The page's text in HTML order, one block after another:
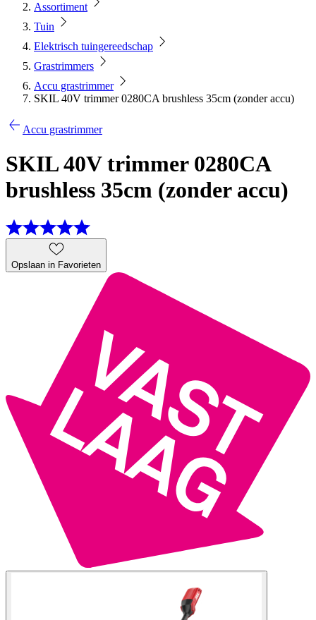
Assortiment
Tuin
Elektrisch tuingereedschap
Grastrimmers
Accu grastrimmer
SKIL 40V trimmer 0280CA brushless 35cm (zonder accu)
Accu grastrimmer
SKIL 40V trimmer 0280CA
brushless 35cm (zonder accu)
Opslaan in Favorieten